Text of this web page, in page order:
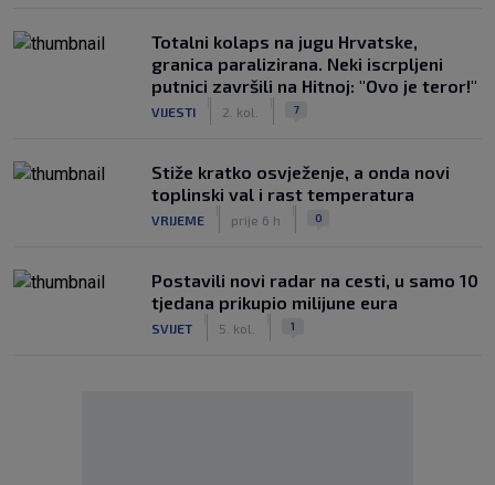
Totalni kolaps na jugu Hrvatske,
granica paralizirana. Neki iscrpljeni
putnici završili na Hitnoj: "Ovo je teror!"
VIJESTI 2. kol. 7
Stiže kratko osvježenje, a onda novi
toplinski val i rast temperatura
VRIJEME prije 6 h 0
Postavili novi radar na cesti, u samo 10
tjedana prikupio milijune eura
SVIJET 5. kol. 1